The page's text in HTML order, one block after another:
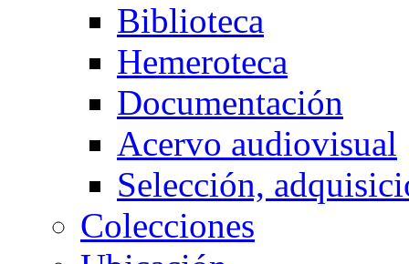
Biblioteca
Hemeroteca
Documentación
Acervo audiovisual
Selección,
Colecciones